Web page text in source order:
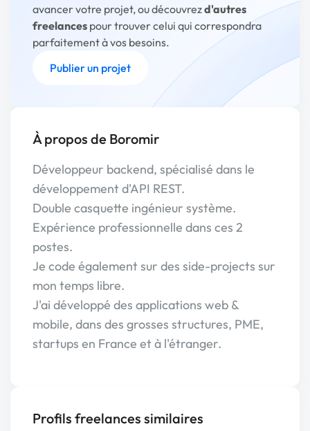
avancer votre projet, ou découvrezd'autres
freelances pour trouver celui qui correspondra
parfaitement à vos besoins.
Publier un projet
À propos de Boromir
Développeur backend, spécialisé dans le
développement d'API REST.
Double casquette ingénieur système.
Expérience professionnelle dans ces 2
postes.
Je code également sur des side-projects sur
mon temps libre.
J'ai développé des applications web &
mobile, dans des grosses structures, PME,
startups en France et à l'étranger.
Profils freelances similaires